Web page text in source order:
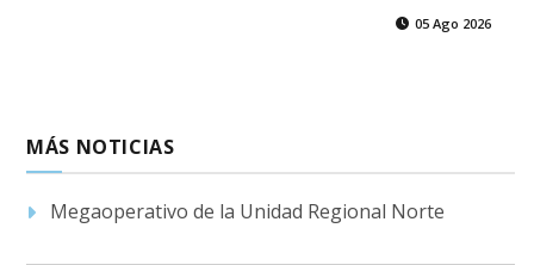
05 Ago 2026
MÁS NOTICIAS
Megaoperativo de la Unidad Regional Norte